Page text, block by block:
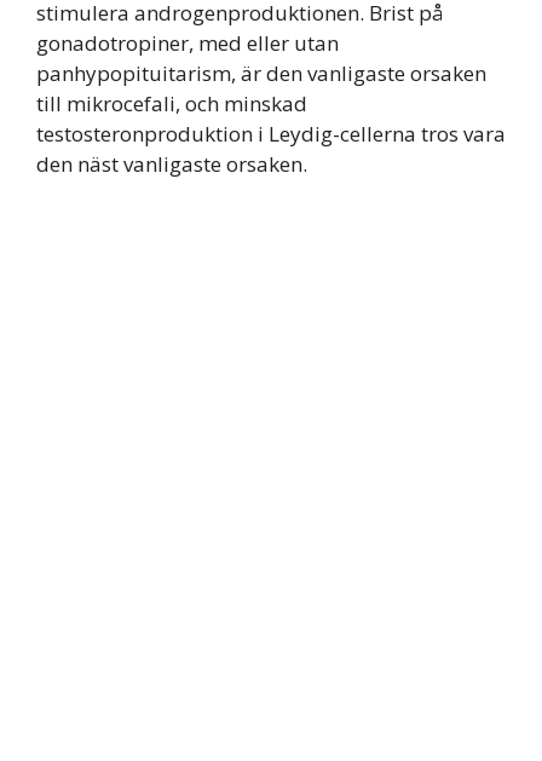
stimulera androgenproduktionen. Brist på
gonadotropiner, med eller utan
panhypopituitarism, är den vanligaste orsaken
till mikrocefali, och minskad
testosteronproduktion i Leydig-cellerna tros vara
den näst vanligaste orsaken.